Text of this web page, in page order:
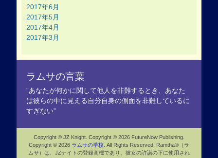
2017年6月
2017年5月
2017年4月
2017年3月
ラムサの言葉
”あなたが何かに関して他人を非難するとき、あなた
は彼らの中に見える自分自身の側面を非難しているに
すぎない”
Copyright © JZ Knight. Copyright © 2026 FutureNow Publishing.
Copyright © 2026 ラムサの学校 . All Rights Reserved. Ramtha®（ラ
ムサ）は、JZナイトの登録商標であり、彼女の許諾の下に使用され